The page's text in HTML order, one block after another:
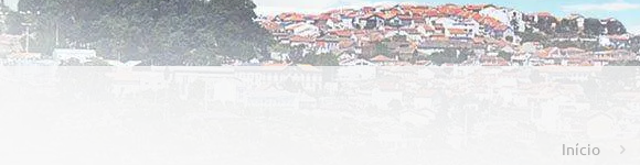
Início